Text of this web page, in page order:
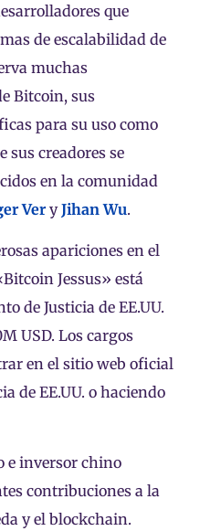
que
de escalabilidad de
muchas
Bitcoin, sus
para su uso como
sus creadores se
en la comunidad
VeryJihan Wu.
apariciones en el
Jessus» está
de Justicia de EE.UU.
USD. Los cargos
en el sitio web oficial
de EE.UU. o haciendo
e inversor chino
contribuciones a la
y el blockchain.